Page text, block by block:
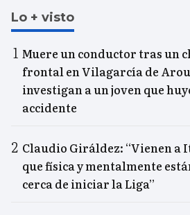
Lo + visto
Muere un conductor tras un
frontal en Vilagarcía de
investigan a un joven que
accidente
Claudio Giráldez: “Vienen a
que física y mentalmente
cerca de iniciar la Liga”